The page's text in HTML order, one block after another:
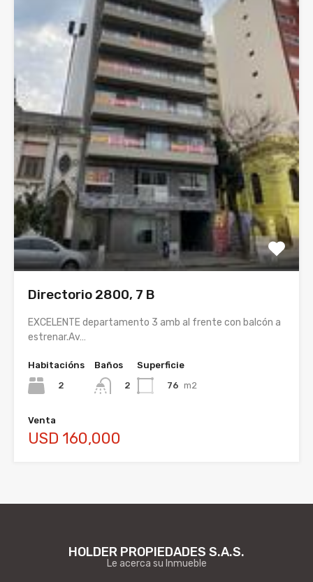
Directorio 2800, 7 B
EXCELENTE departamento 3 amb al frente con balcón a
estrenar.Av…
Habitacións
2
Baños
2
Superficie
76 m2
Venta
USD 160,000
HOLDER PROPIEDADES S.A.S.
Le acerca su Inmueble